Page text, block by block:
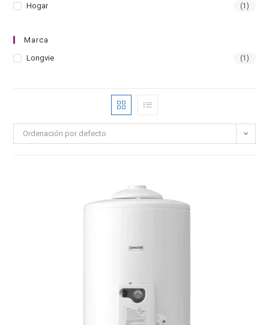
Hogar
(1)
Marca
Longvie
(1)
Ordenación por defecto